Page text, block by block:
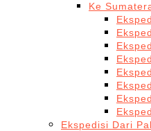
Ke
Ekspedisi Dari